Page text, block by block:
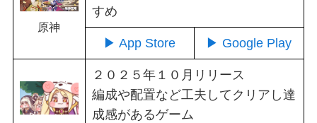
原神
すめ
▶ App Store ▶ Google Play
２０２５年１０月リリース
編成や配置など工夫してクリアし達
成感があるゲーム